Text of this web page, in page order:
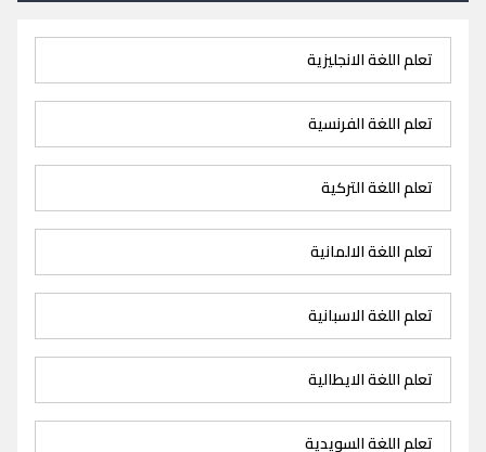
تعلم اللغة الانجليزية
تعلم اللغة الفرنسية
تعلم اللغة التركية
تعلم اللغة الالمانية
تعلم اللغة الاسبانية
تعلم اللغة الايطالية
تعلم اللغة السويدية